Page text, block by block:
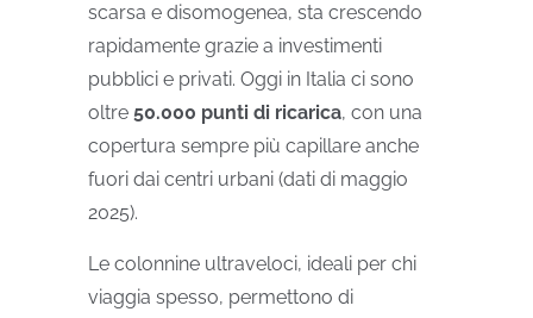
scarsa e disomogenea, sta crescendo
rapidamente grazie a investimenti
pubblici e privati. Oggi in Italia ci sono
oltre 50.000 punti di ricarica, con una
copertura sempre più capillare anche
fuori dai centri urbani (dati di maggio
2025).
Le colonnine ultraveloci, ideali per chi
viaggia spesso, permettono di